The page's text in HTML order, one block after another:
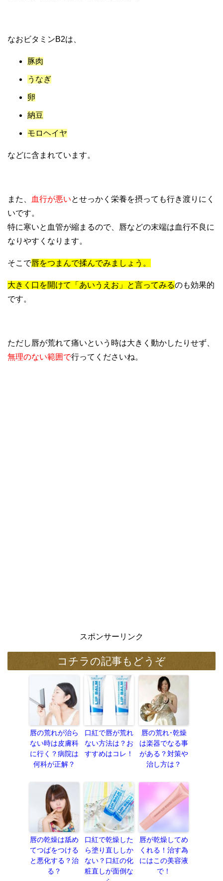
なおビタミンB2は、
豚肉
うなぎ
卵
納豆
モロヘイヤ
などに含まれています。
また、 血行が悪いとせっかく栄養を摂っても行き渡りにく
いです。
特に寒いと血管が縮まるので、唇などの末端は血行不良に
なりやすくなります。
そこで唇をつまんで揉んでみましょう。
大きく口を開けて「あいうえお」と言ってみるのも効果的
です。
ただし唇が荒れて痛いという時は大きく動かしたりせず、
無理のない範囲で行ってくださいね。
スポンサーリンク
コチラの記事もどうぞ
唇の荒れが治ら
ない時は皮膚科
に行く？病院は
何科が正解？
口紅で唇が荒れ
ない方法は？お
すすめはコレ！
唇の荒れ･乾燥
は楽器でなる事
がある？対策や
治し方は？
唇の乾燥は舐め
てつばをつける
と悪化する？治
る？
口紅で乾燥した
ら塗り直ししか
ない？口紅の化
粧直しが面倒な
唇が乾燥してめ
くれる！治す為
にはこの美容液
で！